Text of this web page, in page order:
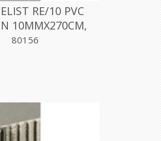
RE/10 PVC
10MMX270CM,
PROFILPAS
80156